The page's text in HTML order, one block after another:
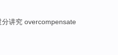
分讲究 overcompensate